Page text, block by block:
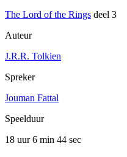
The Lord of the Rings deel 3
Auteur
J.R.R. Tolkien
Spreker
Jouman Fattal
Speelduur
18 uur 6 min 44 sec